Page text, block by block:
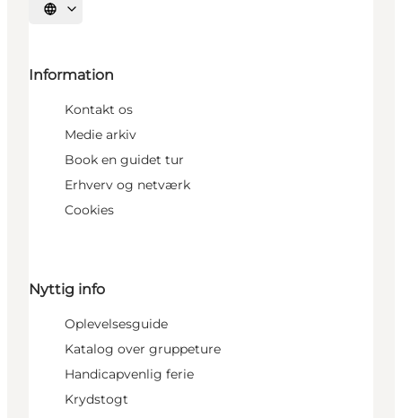
Vælg sprog
Information
Kontakt os
Medie arkiv
Book en guidet tur
Erhverv og netværk
Cookies
Nyttig info
Oplevelsesguide
Katalog over gruppeture
Handicapvenlig ferie
Krydstogt